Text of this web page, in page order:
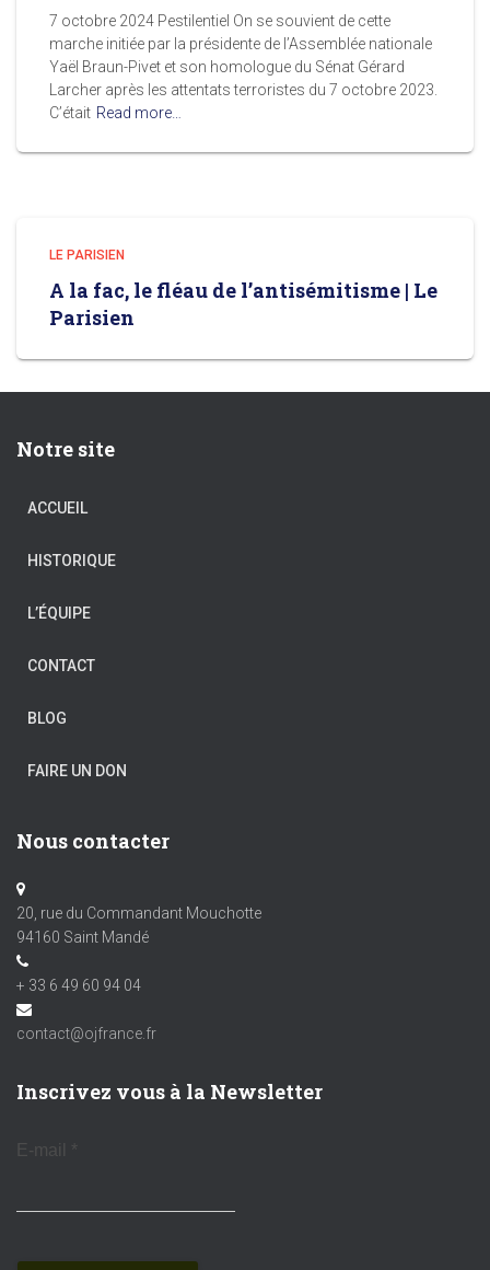
7 octobre 2024 Pestilentiel On se souvient de cette
marche initiée par la présidente de l’Assemblée nationale
Yaël Braun-Pivet et son homologue du Sénat Gérard
Larcher après les attentats terroristes du 7 octobre 2023.
C’était Read more…
LE PARISIEN
A la fac, le fléau de l’antisémitisme | Le
Parisien
Notre site
ACCUEIL
HISTORIQUE
L’ÉQUIPE
CONTACT
BLOG
FAIRE UN DON
Nous contacter
20, rue du Commandant Mouchotte
94160 Saint Mandé
+ 33 6 49 60 94 04
contact@ojfrance.fr
Inscrivez vous à la Newsletter
E-mail *